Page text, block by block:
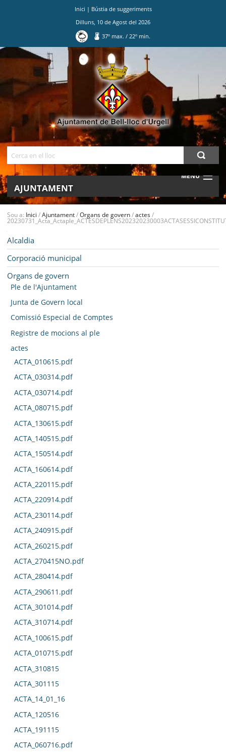
Inici | Bústia de suggeriments
Dilluns 10 de Agost del 2026
37º max./ 22º min.
MENU
AJUNTAMENT
BELL-LLOC SOLUCIONA
Sou a: Inici /Ajuntament/Organs de govern/actes/
Alcaldia
Corporació municipal
Organs de govern
Ple de l'Ajuntament
Junta de Govern local
Comissió Especial de Comptes
Registre de mocions al ple
actes
ACTA_010615.pdf
ACTA_030314.pdf
ACTA_030714.pdf
ACTA_080715.pdf
ACTA_130615.pdf
ACTA_140515.pdf
ACTA_150514.pdf
ACTA_160614.pdf
ACTA_220115.pdf
ACTA_220914.pdf
ACTA_230114.pdf
ACTA_240915.pdf
ACTA_260215.pdf
ACTA_270415NO.pdf
ACTA_280414.pdf
ACTA_290611.pdf
ACTA_301014.pdf
ACTA_310714.pdf
ACTA_100615.pdf
ACTA_010715.pdf
ACTA_310815
ACTA_301115
ACTA_14_01_16
ACTA_120516
ACTA_191115
ACTA_060716.pdf